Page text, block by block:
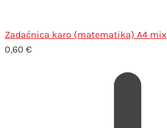
Zadaćnica karo (matematika) A4 mix
0,60 €